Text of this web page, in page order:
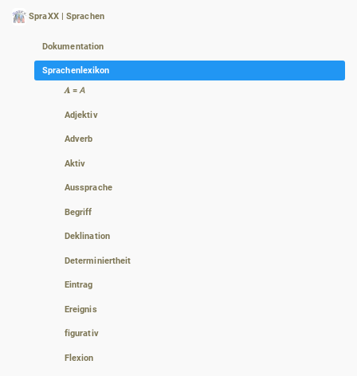
SpraXX | Sprachen
Dokumentation
Sprachenlexikon
𝑨 = 𝘈
Adjektiv
Adverb
Aktiv
Aussprache
Begriff
Deklination
Determiniertheit
Eintrag
Ereignis
figurativ
Flexion